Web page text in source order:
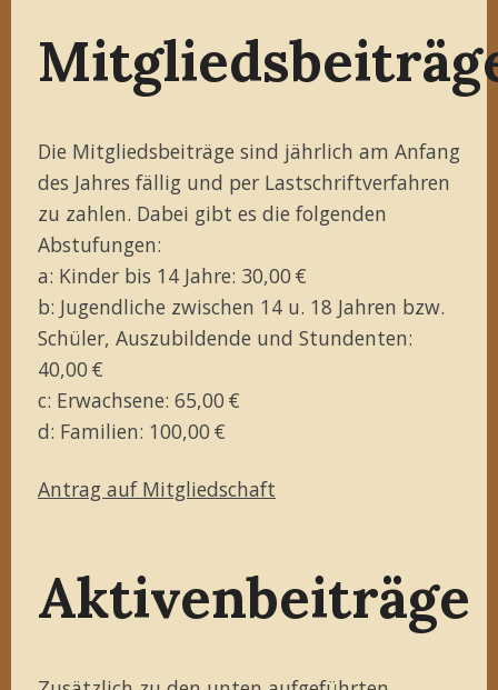
Die Mitgliedsbeiträge sind jährlich am Anfang
des Jahres fällig und per Lastschriftverfahren
zu zahlen. Dabei gibt es die folgenden
Abstufungen:
a: Kinder bis 14 Jahre: 30,00 €
b: Jugendliche zwischen 14 u. 18 Jahren bzw.
Schüler, Auszubildende und Stundenten:
40,00 €
c: Erwachsene: 65,00 €
d: Familien: 100,00 €
Antrag auf Mitgliedschaft
Aktivenbeiträge